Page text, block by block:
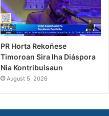
PR Horta Rekoñese
Timoroan Sira Iha Diáspora
Nia Kontribuisaun
August 5, 2026